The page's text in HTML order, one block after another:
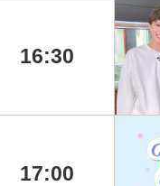
16:30
17:00